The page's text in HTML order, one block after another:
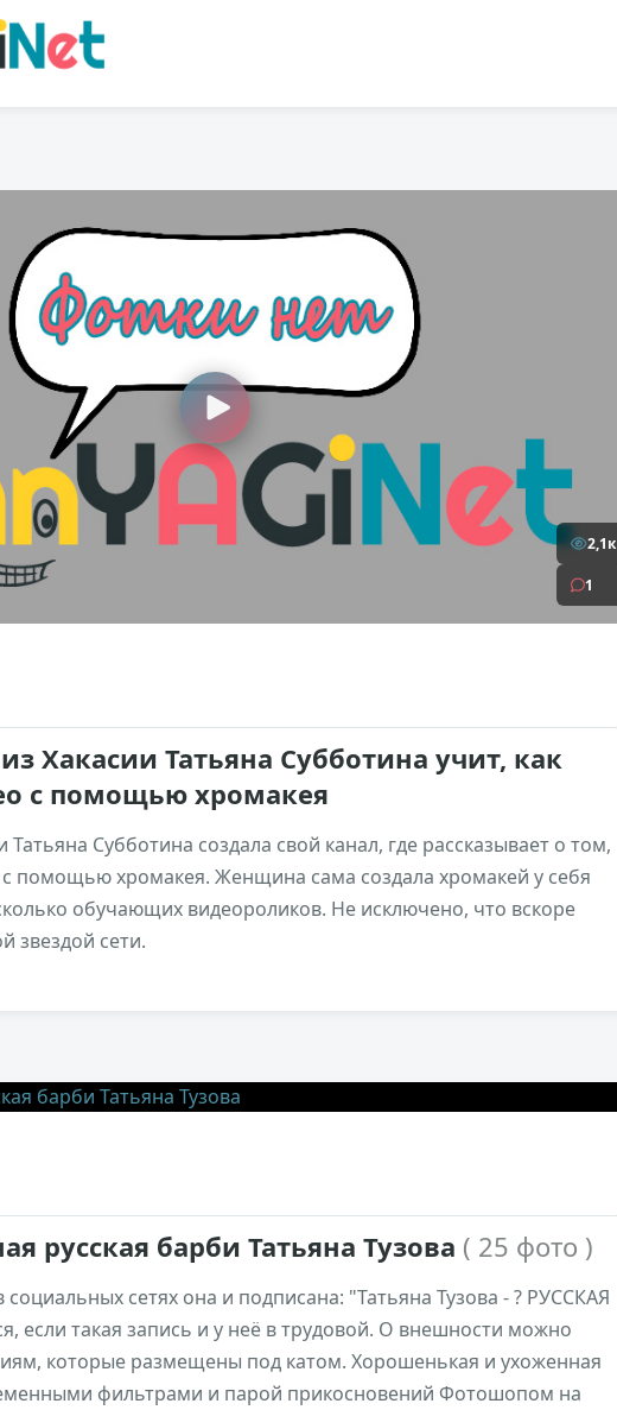
2,1к
1
Хакасии Татьяна Субботина учит, как
с помощью хромакея
Субботина создала свой канал, где рассказывает о том,
с помощью хромакея. Женщина сама создала хромакей у себя
обучающих видеороликов. Не исключено, что вскоре
звездой сети.
русская барби Татьяна Тузова ( 25 фото )
социальных сетях она и подписана: "Татьяна Тузова - ? РУССКАЯ
если такая запись и у неё в трудовой. О внешности можно
которые размещены под катом. Хорошенькая и ухоженная
фильтрами и парой прикосновений Фотошопом на